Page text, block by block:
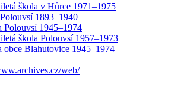
škola v Hůrce 1971–1975
1893–1940
Polouvsí 1945–1974
škola Polouvsí 1957–1973
obce Blahutovice 1945–1974
web/